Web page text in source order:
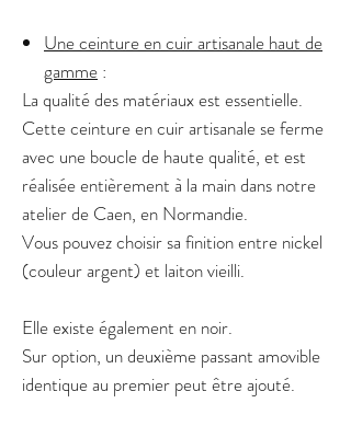
Une ceinture en cuir artisanale haut de
gamme :
La qualité des matériaux est essentielle.
Cette ceinture en cuir artisanale se ferme
avec une boucle de haute qualité, et est
réalisée entièrement à la main dans notre
atelier de Caen, en Normandie.
Vous pouvez choisir sa finition entre nickel
(couleur argent) et laiton vieilli.
Elle existe également en noir.
Sur option, un deuxième passant amovible
identique au premier peut être ajouté.